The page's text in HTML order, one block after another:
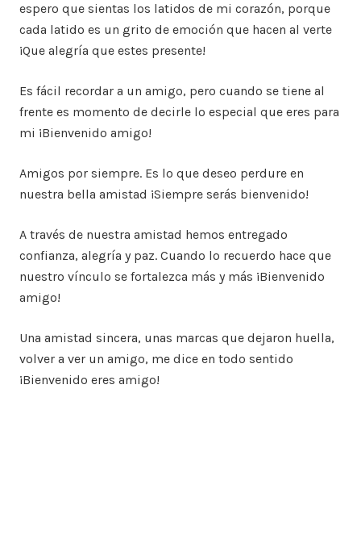
espero que sientas los latidos de mi corazón, porque
cada latido es un grito de emoción que hacen al verte
¡Que alegría que estes presente!
Es fácil recordar a un amigo, pero cuando se tiene al
frente es momento de decirle lo especial que eres para
mi ¡Bienvenido amigo!
Amigos por siempre. Es lo que deseo perdure en
nuestra bella amistad ¡Siempre serás bienvenido!
A través de nuestra amistad hemos entregado
confianza, alegría y paz. Cuando lo recuerdo hace que
nuestro vínculo se fortalezca más y más ¡Bienvenido
amigo!
Una amistad sincera, unas marcas que dejaron huella,
volver a ver un amigo, me dice en todo sentido
¡Bienvenido eres amigo!